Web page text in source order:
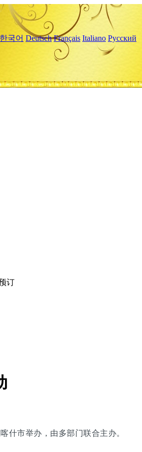
한국어 Deutsch Français Italiano Русский
什市举办，由多部门联合主办。